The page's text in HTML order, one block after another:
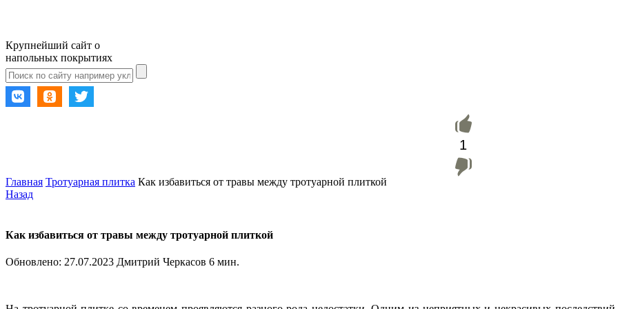
Крупнейший сайт о
напольных покрытиях
1
Главная Тротуарная плитка Как избавиться от травы между тротуарной плиткой
Назад
Как избавиться от травы между тротуарной плиткой
Обновлено: 27.07.2023 Дмитрий Черкасов 6 мин.